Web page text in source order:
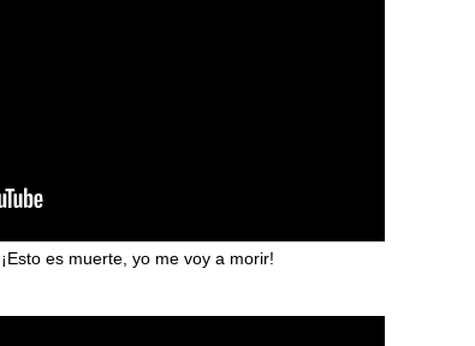
¡Esto es muerte, yo me voy a morir!